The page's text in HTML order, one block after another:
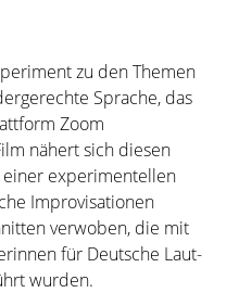
zu den Themen
Sprache, das
Zoom
nähert sich diesen
experimentellen
Improvisationen
verwoben, die mit
für Deutsche Laut-
wurden.